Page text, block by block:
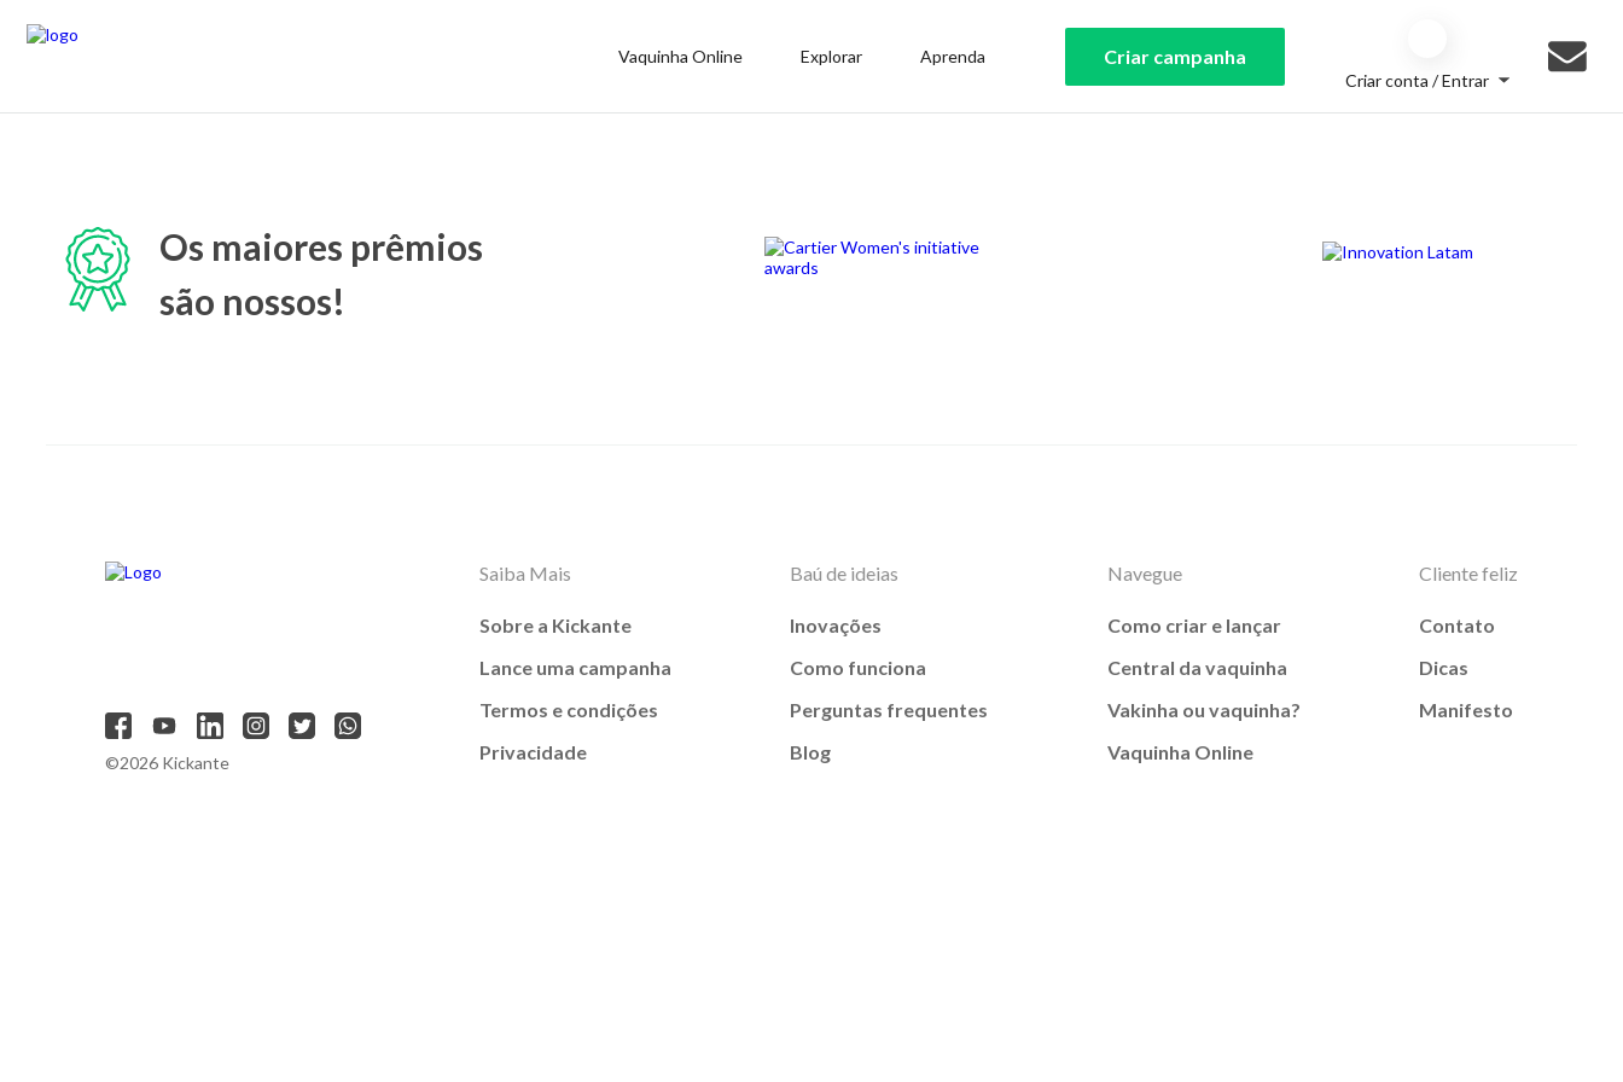
Vaquinha Online Explorar Aprenda Criar campanha
Criar conta / Entrar
Os maiores prêmios
são nossos!
©2026 Kickante
Saiba Mais
Sobre a Kickante
Lance uma campanha
Termos e condições
Privacidade
Baú de ideias
Inovações
Como funciona
Perguntas frequentes
Blog
Navegue
Como criar e lançar
Central da vaquinha
Vakinha ou vaquinha?
Vaquinha Online
Cliente feliz
Contato
Dicas
Manifesto